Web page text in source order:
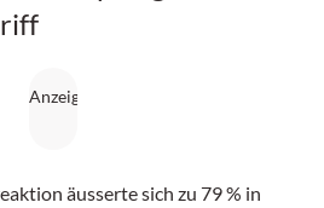
äusserte sich zu 79 % in